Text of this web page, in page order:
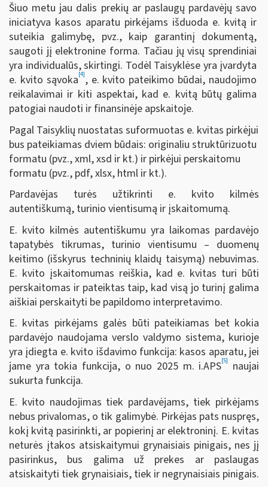
Šiuo metu jau dalis prekių ar paslaugų pardavėjų savo
iniciatyva kasos aparatu pirkėjams išduoda e. kvitą ir
suteikia galimybę, pvz., kaip garantinį dokumentą,
saugoti jį elektronine forma. Tačiau jų visų sprendiniai
yra individualūs, skirtingi. Todėl Taisyklėse yra įvardyta
e. kvito sąvoka[4], e. kvito pateikimo būdai, naudojimo
reikalavimai ir kiti aspektai, kad e. kvitą būtų galima
patogiai naudoti ir finansinėje apskaitoje.
Pagal Taisyklių nuostatas suformuotas e. kvitas pirkėjui
bus pateikiamas dviem būdais: originaliu struktūrizuotu
formatu (pvz., xml, xsd ir kt.) ir pirkėjui perskaitomu
formatu (pvz., pdf, xlsx, html ir kt.).
Pardavėjas turės užtikrinti e. kvito kilmės
autentiškumą, turinio vientisumą ir įskaitomumą.
E. kvito kilmės autentiškumu yra laikomas pardavėjo
tapatybės tikrumas, turinio vientisumu – duomenų
keitimo (išskyrus techninių klaidų taisymą) nebuvimas.
E. kvito įskaitomumas reiškia, kad e. kvitas turi būti
perskaitomas ir pateiktas taip, kad visą jo turinį galima
aiškiai perskaityti be papildomo interpretavimo.
E. kvitas pirkėjams galės būti pateikiamas bet kokia
pardavėjo naudojama verslo valdymo sistema, kurioje
yra įdiegta e. kvito išdavimo funkcija: kasos aparatu, jei
jame yra tokia funkcija, o nuo 2025 m. i.APS[5]
naujai
sukurta funkcija.
E. kvito naudojimas tiek pardavėjams, tiek pirkėjams
nebus privalomas, o tik galimybė. Pirkėjas pats nuspręs,
kokį kvitą pasirinkti, ar popierinį ar elektroninį. E. kvitas
neturės įtakos atsiskaitymui grynaisiais pinigais, nes jį
pasirinkus, bus galima už prekes ar paslaugas
atsiskaityti tiek grynaisiais, tiek ir negrynaisiais pinigais.